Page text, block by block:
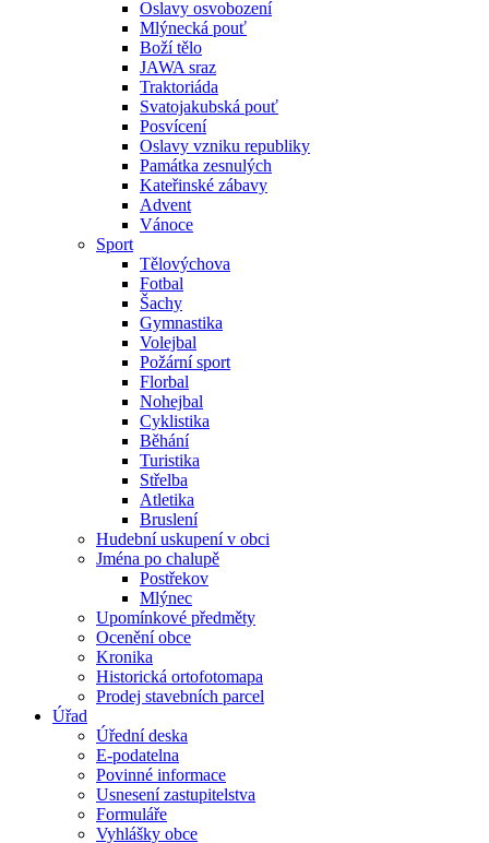
Oslavy osvobození
Mlýnecká pouť
Boží tělo
JAWA sraz
Traktoriáda
Svatojakubská pouť
Posvícení
Oslavy vzniku republiky
Památka zesnulých
Kateřinské zábavy
Advent
Vánoce
Sport
Tělovýchova
Fotbal
Šachy
Gymnastika
Volejbal
Požární sport
Florbal
Nohejbal
Cyklistika
Běhání
Turistika
Střelba
Atletika
Bruslení
Hudební uskupení v obci
Jména po chalupě
Postřekov
Mlýnec
Upomínkové předměty
Ocenění obce
Kronika
Historická ortofotomapa
Prodej stavebních parcel
Úřad
Úřední deska
E-podatelna
Povinné informace
Usnesení zastupitelstva
Formuláře
Vyhlášky obce